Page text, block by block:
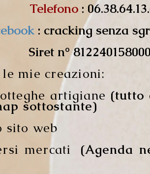
Telefono :
: cracking senza
Siret n°
mie creazioni:
artigiane (tutto
sottostante)
sito web
mercati
(Agenda